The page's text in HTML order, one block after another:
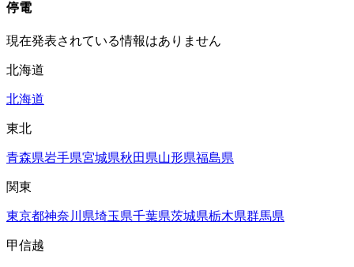
停電
現在発表されている情報はありません
北海道
北海道
東北
青森県岩手県宮城県秋田県山形県福島県
関東
東京都神奈川県埼玉県千葉県茨城県栃木県群馬県
甲信越